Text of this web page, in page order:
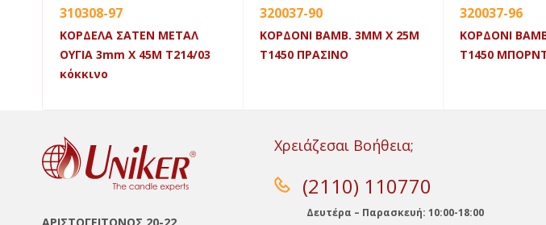
310308-97
ΚΟΡΔΕΛΑ ΣΑΤΕΝ ΜΕΤΑΛ
ΟΥΓΙΑ 3mm X 45Μ Τ214/03
κόκκινο
320037-90
ΚΟΡΔΟΝΙ ΒΑΜΒ. 3MM X 25M
Τ1450 ΠΡΑΣΙΝΟ
320037-96
ΚΟΡΔΟΝΙ
Τ1450
ΑΡΙΣΤΟΓΕΙΤΟΝΟΣ 20-22
Χρειάζεσαι Βοήθεια;
(2110) 110770
Δευτέρα – Παρασκευή: 10:00-18:00